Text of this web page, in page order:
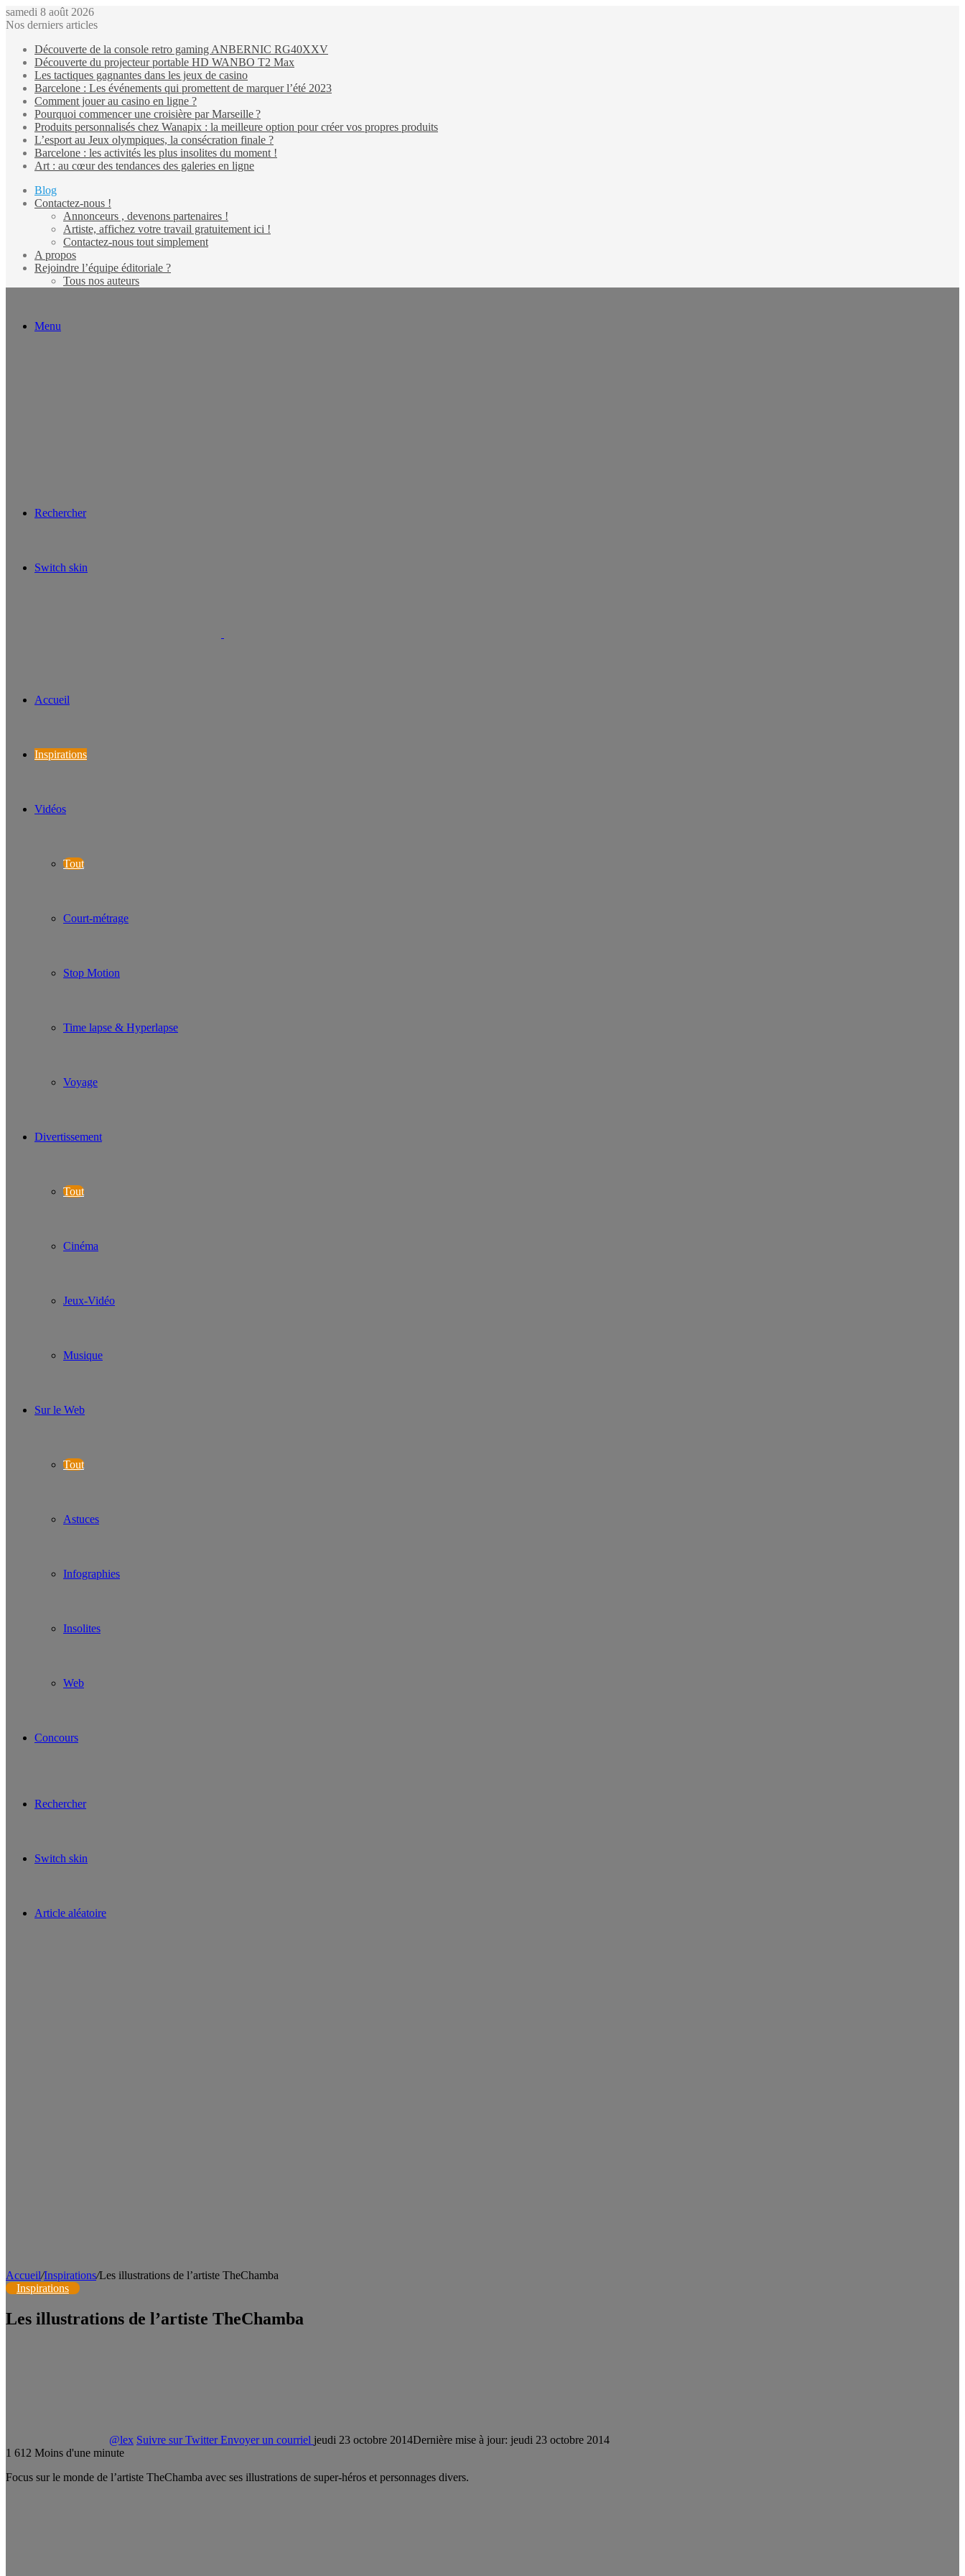
samedi 8 août 2026
Nos derniers articles
Découverte de la console retro gaming ANBERNIC RG40XXV
Découverte du projecteur portable HD WANBO T2 Max
Les tactiques gagnantes dans les jeux de casino
Barcelone : Les événements qui promettent de marquer l’été 2023
Comment jouer au casino en ligne ?
Pourquoi commencer une croisière par Marseille ?
Produits personnalisés chez Wanapix : la meilleure option pour créer vos propres produits
L’esport au Jeux olympiques, la consécration finale ?
Barcelone : les activités les plus insolites du moment !
Art : au cœur des tendances des galeries en ligne
Blog
Contactez-nous !
Annonceurs , devenons partenaires !
Artiste, affichez votre travail gratuitement ici !
Contactez-nous tout simplement
A propos
Rejoindre l’équipe éditoriale ?
Tous nos auteurs
Menu
Rechercher
Switch skin
Accueil
Inspirations
Vidéos
Tout
Court-métrage
Stop Motion
Time lapse & Hyperlapse
Voyage
Divertissement
Tout
Cinéma
Jeux-Vidéo
Musique
Sur le Web
Tout
Astuces
Infographies
Insolites
Web
Concours
Rechercher
Switch skin
Article aléatoire
Accueil/Inspirations/Les illustrations de l’artiste TheChamba
Inspirations
Les illustrations de l’artiste TheChamba
@lex Suivre sur Twitter Envoyer un courriel jeudi 23 octobre 2014Dernière mise à jour: jeudi 23 octobre 2014
1 612 Moins d'une minute
Focus sur le monde de l’artiste TheChamba avec ses illustrations de super-héros et personnages divers.